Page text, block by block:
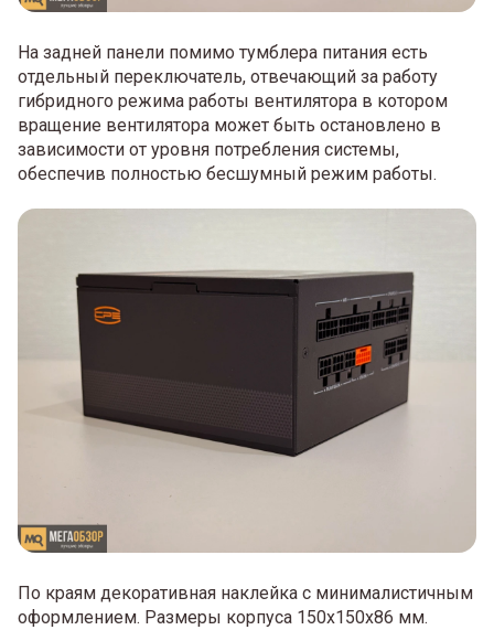
На задней панели помимо тумблера питания есть
отдельный переключатель, отвечающий за работу
гибридного режима работы вентилятора в котором
вращение вентилятора может быть остановлено в
зависимости от уровня потребления системы,
обеспечив полностью бесшумный режим работы.
По краям декоративная наклейка с минималистичным
оформлением. Размеры корпуса 150х150х86 мм.